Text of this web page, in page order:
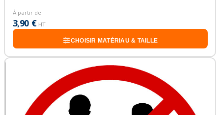
À partir de
3,90 € HT
CHOISIR MATÉRIAU & TAILLE